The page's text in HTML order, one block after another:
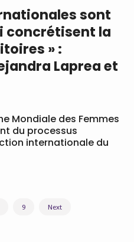
sont
concrétisent la
» :
Laprea et
Mondiale des Femmes
du processus
internationale du
9 Next